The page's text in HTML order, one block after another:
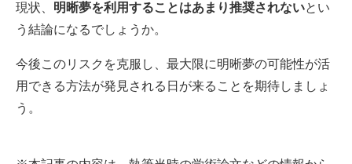
現状、 明晰夢を利用することはあまり推奨されないとい
う結論になるでしょうか。
今後このリスクを克服し、最大限に明晰夢の可能性が活
用できる方法が発見される日が来ることを期待しましょ
う。